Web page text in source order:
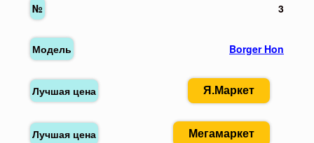
3
Borger Hon
Я.Маркет
Мегамаркет